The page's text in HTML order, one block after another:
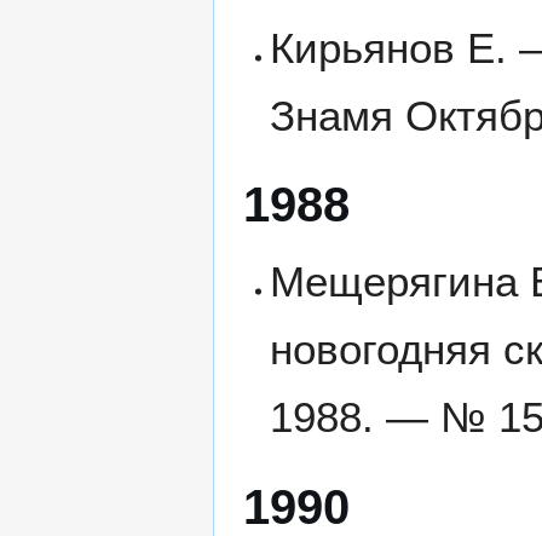
Кирьянов Е.
Знамя
1988
Мещерягина
новогодняя
1988. — №
1990